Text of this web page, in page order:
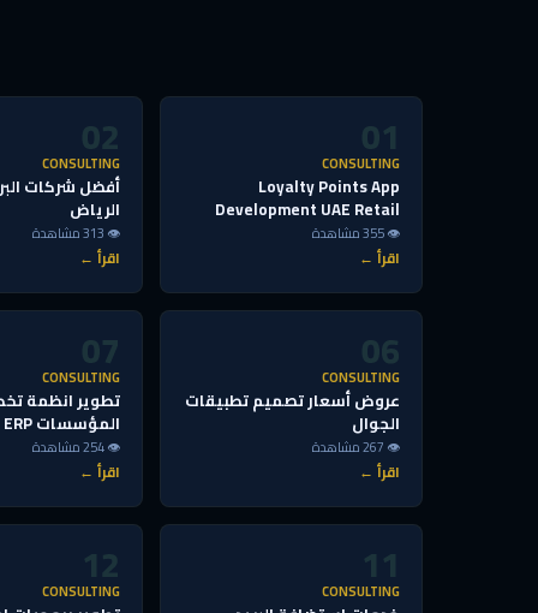
01
CONSULTING
Loyalty Points App
Development UAE Retail
👁 355 مشاهدة
اقرأ ←
02
CONSULTING
أفضل شركات
الرياض
👁 313 مشاهدة
اقرأ ←
06
CONSULTING
عروض أسعار تصميم تطبيقات
الجوال
👁 267 مشاهدة
اقرأ ←
07
CONSULTING
تطوير انظمة
المؤسسات ERP
👁 254 مشاهدة
اقرأ ←
11
CONSULTING
12
CONSULTING